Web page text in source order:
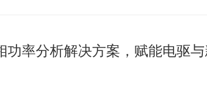
功率分析解决方案，赋能电驱